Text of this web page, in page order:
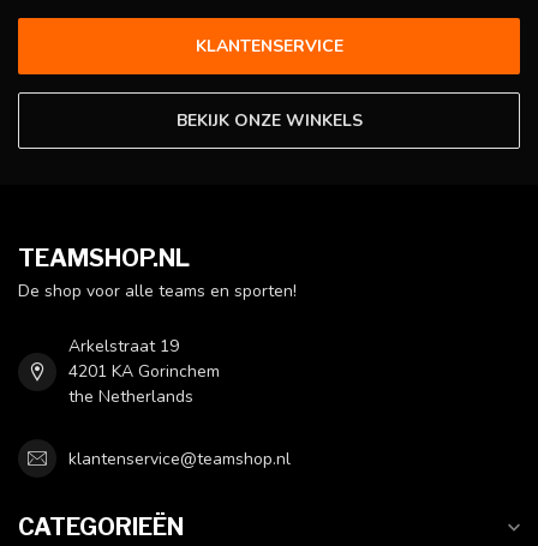
KLANTENSERVICE
BEKIJK ONZE WINKELS
TEAMSHOP.NL
De shop voor alle teams en sporten!
Arkelstraat 19
4201 KA Gorinchem
the Netherlands
klantenservice@teamshop.nl
CATEGORIEËN